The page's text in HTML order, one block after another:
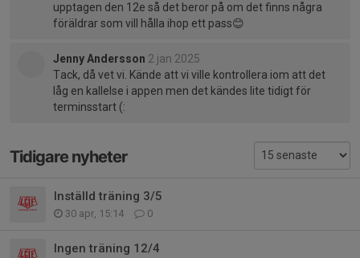
upptagen den 12e så det beror på om det finns några
föräldrar som vill hålla ihop ett pass😊
Jenny Andersson 2 jan 2025
Tack, då vet vi. Kände att vi ville kontrollera iom att det
låg en kallelse i appen men det kändes lite tidigt för
terminsstart (:
Tidigare nyheter
Inställd träning 3/5
30 apr, 15:14 0
Ingen träning 12/4